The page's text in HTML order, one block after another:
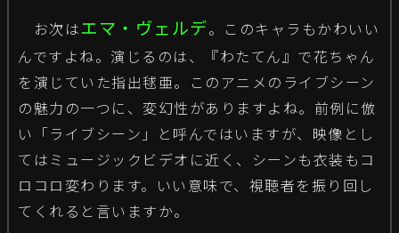
お次はエマ・ヴェルデ。このキャラもかわいい
んですよね。演じるのは、『わたてん』で花ちゃん
を演じていた指出毬亜。このアニメのライブシーン
の魅力の一つに、変幻性がありますよね。前例に倣
い「ライブシーン」と呼んではいますが、映像とし
てはミュージックビデオに近く、シーンも衣装もコ
ロコロ変わります。いい意味で、視聴者を振り回し
てくれると言いますか。